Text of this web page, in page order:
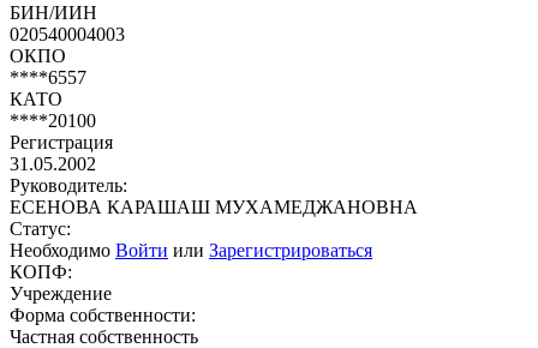
БИН/ИИН
020540004003
ОКПО
****6557
КАТО
****20100
Регистрация
31.05.2002
Руководитель:
ЕСЕНОВА КАРАШАШ МУХАМЕДЖАНОВНА
Статус:
Необходимо Войти или Зарегистрироваться
КОПФ:
Учреждение
Форма собственности:
Частная собственность